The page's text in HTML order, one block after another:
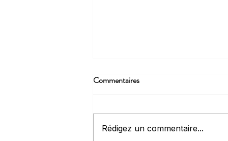
Commentaires
Rédigez un commentaire...